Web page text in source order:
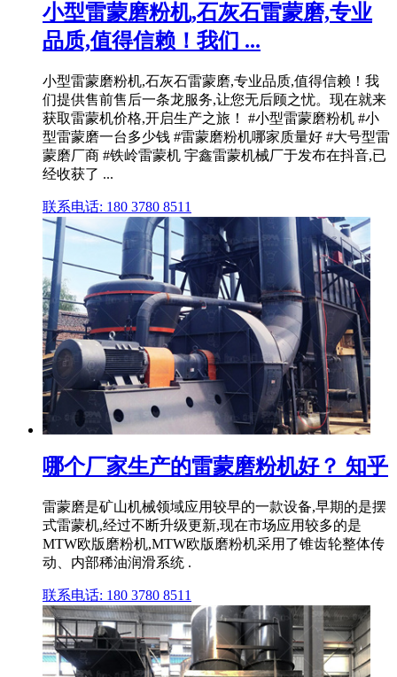
小型雷蒙磨粉机,石灰石雷蒙磨,专业
品质,值得信赖！我们 ...
小型雷蒙磨粉机,石灰石雷蒙磨,专业品质,值得信赖！我
们提供售前售后一条龙服务,让您无后顾之忧。现在就来
获取雷蒙机价格,开启生产之旅！ #小型雷蒙磨粉机 #小
型雷蒙磨一台多少钱 #雷蒙磨粉机哪家质量好 #大号型雷
蒙磨厂商 #铁岭雷蒙机 宇鑫雷蒙机械厂于发布在抖音,已
经收获了 ...
联系电话: 180 3780 8511
哪个厂家生产的雷蒙磨粉机好？ 知乎
雷蒙磨是矿山机械领域应用较早的一款设备,早期的是摆
式雷蒙机,经过不断升级更新,现在市场应用较多的是
MTW欧版磨粉机,MTW欧版磨粉机采用了锥齿轮整体传
动、内部稀油润滑系统 .
联系电话: 180 3780 8511